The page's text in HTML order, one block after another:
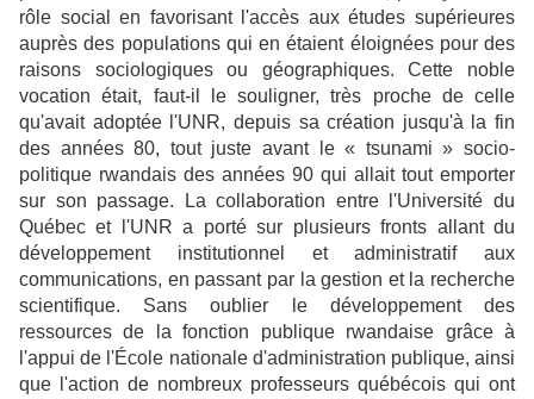
rôle social en favorisant l'accès aux études supérieures
auprès des populations qui en étaient éloignées pour des
raisons sociologiques ou géographiques. Cette noble
vocation était, faut-il le souligner, très proche de celle
qu'avait adoptée l'UNR, depuis sa création jusqu'à la fin
des années 80, tout juste avant le « tsunami » socio-
politique rwandais des années 90 qui allait tout emporter
sur son passage. La collaboration entre l'Université du
Québec et l'UNR a porté sur plusieurs fronts allant du
développement institutionnel et administratif aux
communications, en passant par la gestion et la recherche
scientifique. Sans oublier le développement des
ressources de la fonction publique rwandaise grâce à
l'appui de l'École nationale d'administration publique, ainsi
que l'action de nombreux professeurs québécois qui ont